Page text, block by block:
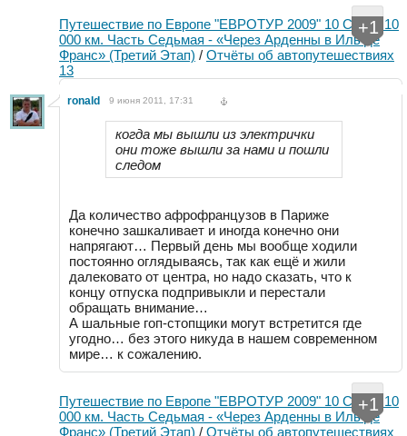
Путешествие по Европе "ЕВРОТУР 2009" 10 Стран 10
000 км. Часть Седьмая - «Через Арденны в Иль де
Франс» (Третий Этап) / Отчёты об автопутешествиях
13
+1
ronald 9 июня 2011, 17:31
когда мы вышли из электрички
они тоже вышли за нами и пошли
следом
Да количество афрофранцузов в Париже
конечно зашкаливает и иногда конечно они
напрягают… Первый день мы вообще ходили
постоянно оглядываясь, так как ещё и жили
далековато от центра, но надо сказать, что к
концу отпуска подпривыкли и перестали
обращать внимание…
А шальные гоп-стопщики могут встретится где
угодно… без этого никуда в нашем современном
мире… к сожалению.
Путешествие по Европе "ЕВРОТУР 2009" 10 Стран 10
000 км. Часть Седьмая - «Через Арденны в Иль де
Франс» (Третий Этап) / Отчёты об автопутешествиях
+1